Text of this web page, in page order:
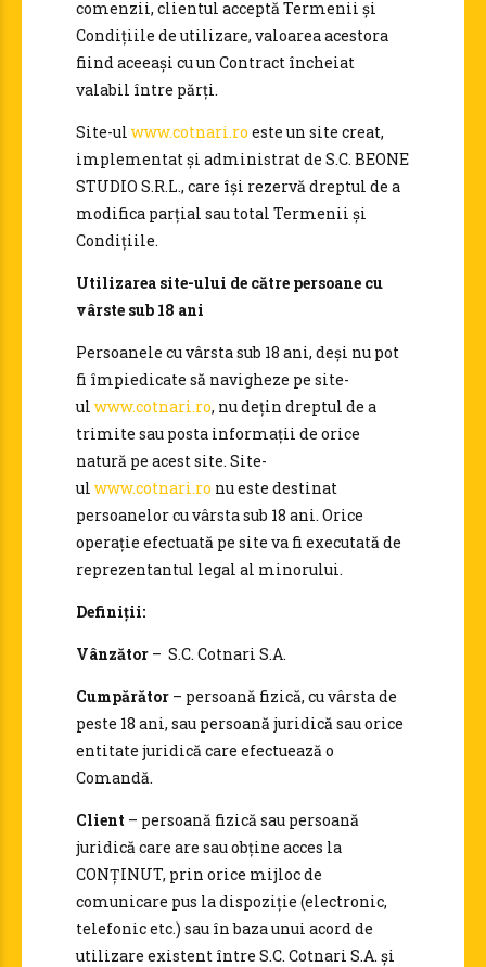
comenzii, clientul acceptă Termenii și
Condițiile de utilizare, valoarea acestora
fiind aceeași cu un Contract încheiat
valabil între părți.
Site-ul www.cotnari.ro este un site creat,
implementat și administrat de S.C. BEONE
STUDIO S.R.L., care își rezervă dreptul de a
modifica parțial sau total Termenii și
Condițiile.
Utilizarea site-ului de către persoane cu
vârste sub 18 ani
Persoanele cu vârsta sub 18 ani, deși nu pot
fi împiedicate să navigheze pe site-
ul www.cotnari.ro, nu dețin dreptul de a
trimite sau posta informații de orice
natură pe acest site. Site-
ul www.cotnari.ro nu este destinat
persoanelor cu vârsta sub 18 ani. Orice
operație efectuată pe site va fi executată de
reprezentantul legal al minorului.
Definiții:
Vânzător – S.C. Cotnari S.A.
Cumpărător – persoană fizică, cu vârsta de
peste 18 ani, sau persoană juridică sau orice
entitate juridică care efectuează o
Comandă.
Client – persoană fizică sau persoană
juridică care are sau obține acces la
CONȚINUT, prin orice mijloc de
comunicare pus la dispoziție (electronic,
telefonic etc.) sau în baza unui acord de
utilizare existent între S.C. Cotnari S.A. și